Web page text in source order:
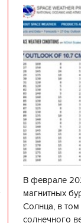
В феврале
магнитных
Солнца, в
солнечного